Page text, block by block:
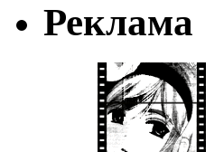
Реклама